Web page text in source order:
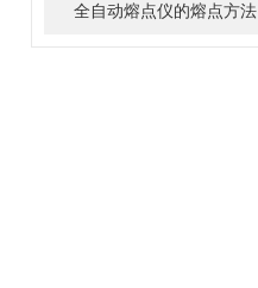
全自动熔点仪的熔点方法